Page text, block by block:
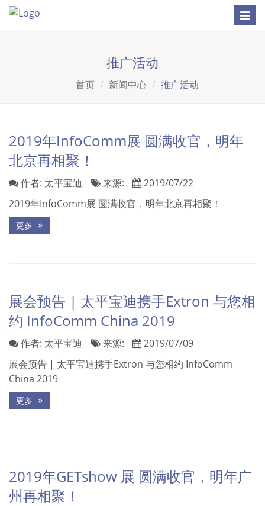
推广活动
首页 新闻中心 推广活动
2019年InfoComm展 圆满收官，明年
北京再相聚！
作者: 太平宝迪 来源:
2019/07/22
2019年InfoComm展 圆满收官，明年北京再相聚！
更多
展会预告 | 太平宝迪携手Extron 与您相
约 InfoComm China 2019
作者: 太平宝迪 来源:
2019/07/09
展会预告 | 太平宝迪携手Extron 与您相约 InfoComm
China 2019
更多
2019年GETshow 展 圆满收官，明年广
州再相聚！